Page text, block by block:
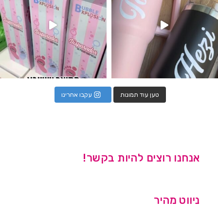
טען עוד תמונות עקבו אחרינו
אנחנו רוצים להיות בקשר!
ניווט מהיר